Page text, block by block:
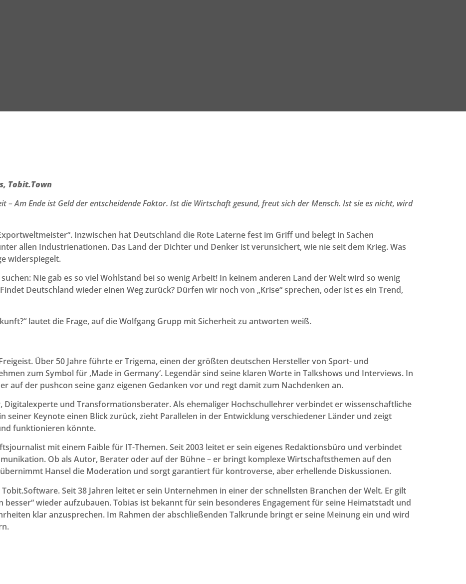
Tobit.Town
– Am Ende ist Geld der entscheidende Faktor. Ist die Wirtschaft gesund, freut sich der Mensch. Ist sie es nicht, wird
Inzwischen hat Deutschland die Rote Laterne fest im Griff und belegt in Sachen
allen Industrienationen. Das Land der Dichter und Denker ist verunsichert, wie nie seit dem Krieg. Was
widerspiegelt.
Nie gab es so viel Wohlstand bei so wenig Arbeit! In keinem anderen Land der Welt wird so wenig
Deutschland wieder einen Weg zurück? Dürfen wir noch von „Krise“ sprechen, oder ist es ein Trend,
lautet die Frage, auf die Wolfgang Grupp mit Sicherheit zu antworten weiß.
Über 50 Jahre führte er Trigema, einen der größten deutschen Hersteller von Sport- und
zum Symbol für ‚Made in Germany‘. Legendär sind seine klaren Worte in Talkshows und Interviews. In
auf der pushcon seine ganz eigenen Gedanken vor und regt damit zum Nachdenken an.
Digitalexperte und Transformationsberater. Als ehemaliger Hochschullehrer verbindet er wissenschaftliche
seiner Keynote einen Blick zurück, zieht Parallelen in der Entwicklung verschiedener Länder und zeigt
funktionieren könnte.
mit einem Faible für IT-Themen. Seit 2003 leitet er sein eigenes Redaktionsbüro und verbindet
Ob als Autor, Berater oder auf der Bühne – er bringt komplexe Wirtschaftsthemen auf den
Hansel die Moderation und sorgt garantiert für kontroverse, aber erhellende Diskussionen.
Seit 38 Jahren leitet er sein Unternehmen in einer der schnellsten Branchen der Welt. Er gilt
besser“ wieder aufzubauen. Tobias ist bekannt für sein besonderes Engagement für seine Heimatstadt und
klar anzusprechen. Im Rahmen der abschließenden Talkrunde bringt er seine Meinung ein und wird